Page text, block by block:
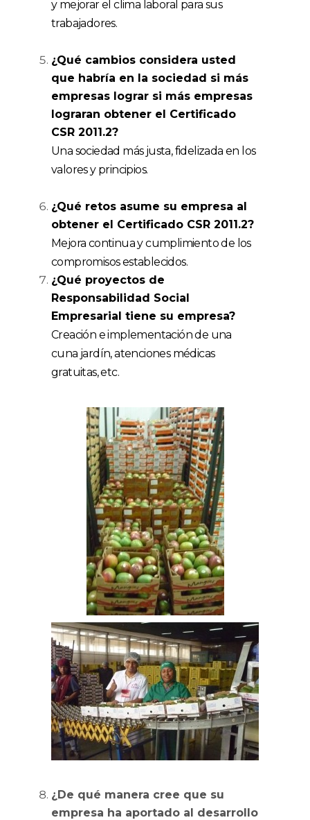
y mejorar el clima laboral para sus
trabajadores.
¿Qué cambios considera usted
que habría en la sociedad si más
empresas lograr si más empresas
lograran obtener el Certificado
CSR 2011.2?
Una sociedad más justa, fidelizada en los
valores y principios.
¿Qué retos asume su empresa al
obtener el Certificado CSR 2011.2?
Mejora continua y cumplimiento de los
compromisos establecidos.
¿Qué proyectos de
Responsabilidad Social
Empresarial tiene su empresa?
Creación e implementación de una
cuna jardín, atenciones médicas
gratuitas, etc.
¿De qué manera cree que su
empresa ha aportado al desarrollo